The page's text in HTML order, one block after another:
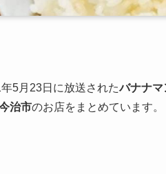
5月23日に放送されたバナナマ
治市のお店をまとめています。